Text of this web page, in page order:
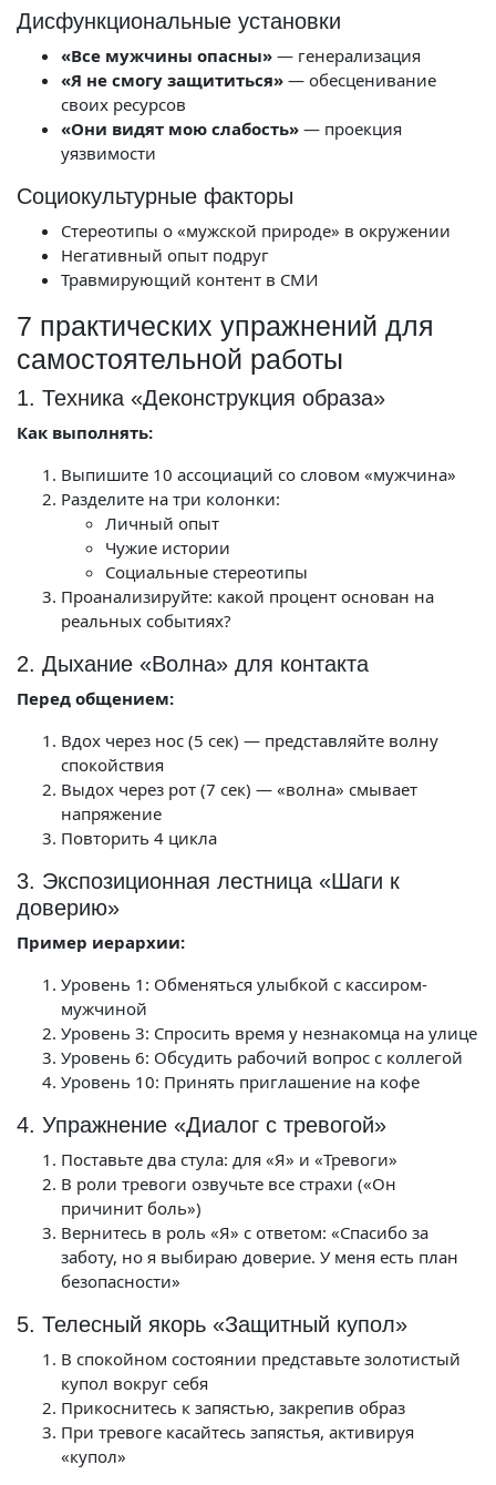
Дисфункциональные установки
«Все мужчины опасны» — генерализация
«Я не смогу защититься» — обесценивание
своих ресурсов
«Они видят мою слабость» — проекция
уязвимости
Социокультурные факторы
Стереотипы о «мужской природе» в окружении
Негативный опыт подруг
Травмирующий контент в СМИ
7 практических упражнений для
самостоятельной работы
1. Техника «Деконструкция образа»
Как выполнять:
Выпишите 10 ассоциаций со словом «мужчина»
Разделите на три колонки:
Личный опыт
Чужие истории
Социальные стереотипы
Проанализируйте: какой процент основан на
реальных событиях?
2. Дыхание «Волна» для контакта
Перед общением:
Вдох через нос (5 сек) — представляйте волну
спокойствия
Выдох через рот (7 сек) — «волна» смывает
напряжение
Повторить 4 цикла
3. Экспозиционная лестница «Шаги к
доверию»
Пример иерархии:
Уровень 1: Обменяться улыбкой с кассиром-
мужчиной
Уровень 3: Спросить время у незнакомца на улице
Уровень 6: Обсудить рабочий вопрос с коллегой
Уровень 10: Принять приглашение на кофе
4. Упражнение «Диалог с тревогой»
Поставьте два стула: для «Я» и «Тревоги»
В роли тревоги озвучьте все страхи («Он
причинит боль»)
Вернитесь в роль «Я» с ответом: «Спасибо за
заботу, но я выбираю доверие. У меня есть план
безопасности»
5. Телесный якорь «Защитный купол»
В спокойном состоянии представьте золотистый
купол вокруг себя
Прикоснитесь к запястью, закрепив образ
При тревоге касайтесь запястья, активируя
«купол»